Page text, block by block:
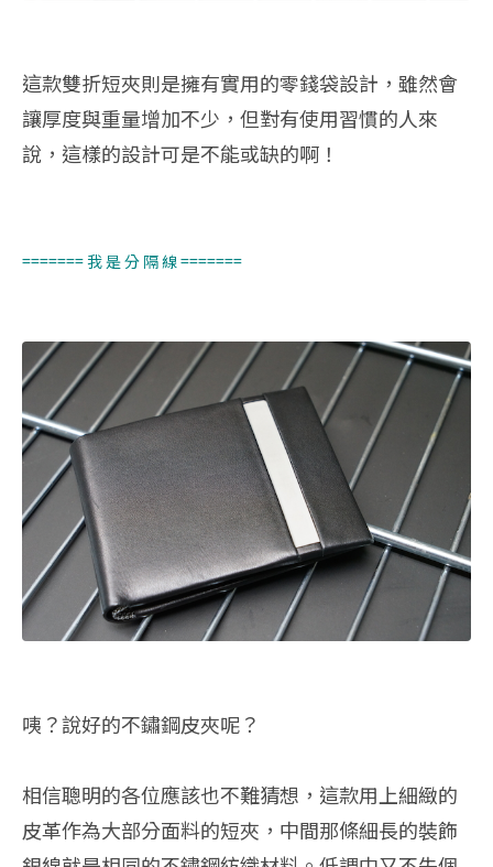
這款雙折短夾則是擁有實用的零錢袋設計，雖然會
讓厚度與重量增加不少，但對有使用習慣的人來
說，這樣的設計可是不能或缺的啊！
======= 我 是 分 隔 線 =======
咦？說好的不鏽鋼皮夾呢？
相信聰明的各位應該也不難猜想，這款用上細緻的
皮革作為大部分面料的短夾，中間那條細長的裝飾